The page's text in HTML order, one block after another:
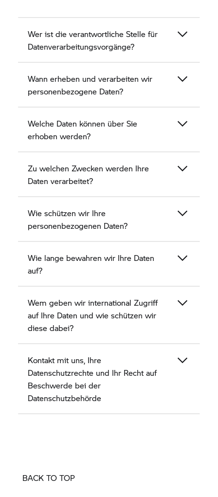
Motorradhaus Motorrad Weihe GmbH & Co. KG
als BMW Partner, personenbezogene Daten von
Wer ist die verantwortliche Stelle für
Datenverarbeitungsvorgänge?
Wann erheben und verarbeiten wir
personenbezogene Daten?
Welche Daten können über Sie
erhoben werden?
Zu welchen Zwecken werden Ihre
Daten verarbeitet?
Wie schützen wir Ihre
personenbezogenen Daten?
Wie lange bewahren wir Ihre Daten
auf?
Wem geben wir international Zugriff
auf Ihre Daten und wie schützen wir
diese dabei?
Kontakt mit uns, Ihre
Datenschutzrechte und Ihr Recht auf
Beschwerde bei der
Datenschutzbehörde
BACK TO TOP